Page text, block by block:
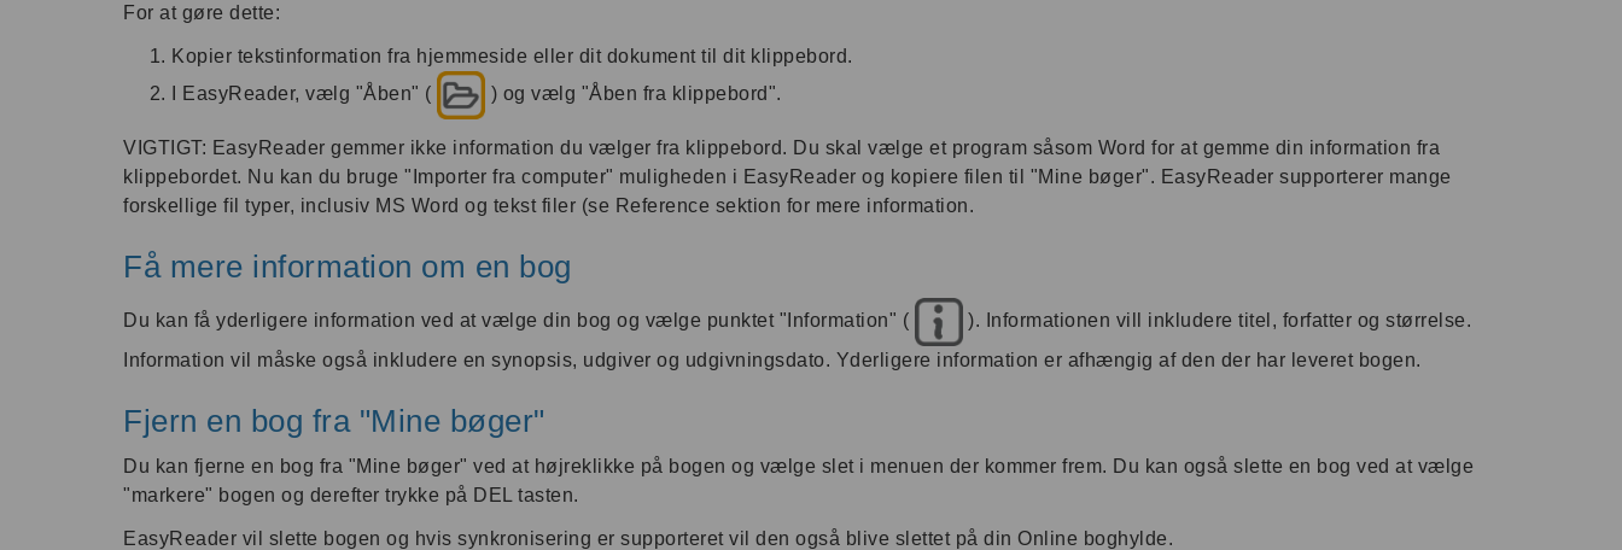
For at gøre dette:
Kopier tekstinformation fra hjemmeside eller dit dokument til dit klippebord.
I EasyReader, vælg "Åben" (
) og vælg "Åben fra klippebord".
VIGTIGT: EasyReader gemmer ikke information du vælger fra klippebord. Du skal vælge et program såsom Word for at gemme din information fra
klippebordet. Nu kan du bruge "Importer fra computer" muligheden i EasyReader og kopiere filen til "Mine bøger". EasyReader supporterer mange
forskellige fil typer, inclusiv MS Word og tekst filer (se Reference sektion for mere information.
Få mere information om en bog
Du kan få yderligere information ved at vælge din bog og vælge punktet "Information" (
). Informationen vill inkludere titel, forfatter og størrelse.
Information vil måske også inkludere en synopsis, udgiver og udgivningsdato. Yderligere information er afhængig af den der har leveret bogen.
Fjern en bog fra "Mine bøger"
Du kan fjerne en bog fra "Mine bøger" ved at højreklikke på bogen og vælge slet i menuen der kommer frem. Du kan også slette en bog ved at vælge
"markere" bogen og derefter trykke på DEL tasten.
EasyReader vil slette bogen og hvis synkronisering er supporteret vil den også blive slettet på din Online boghylde.